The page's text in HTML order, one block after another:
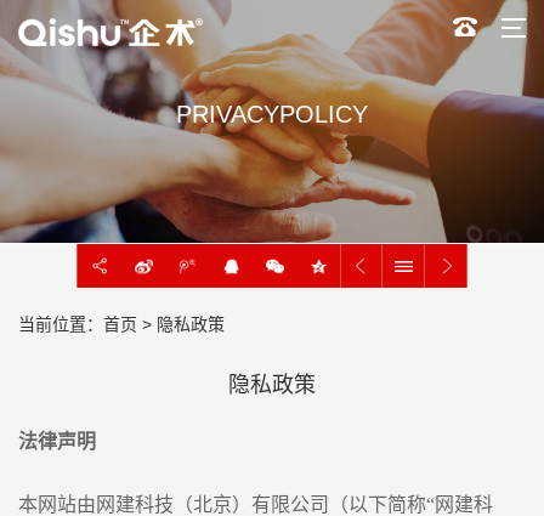
PRIVACYPOLICY
当前位置： 首页 > 隐私政策
隐私政策
法律声明
本网站由网建科技（北京）有限公司（以下简称“网建科